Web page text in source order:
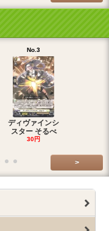
No.3
ディヴァインシ
スター そるべ
30円
>